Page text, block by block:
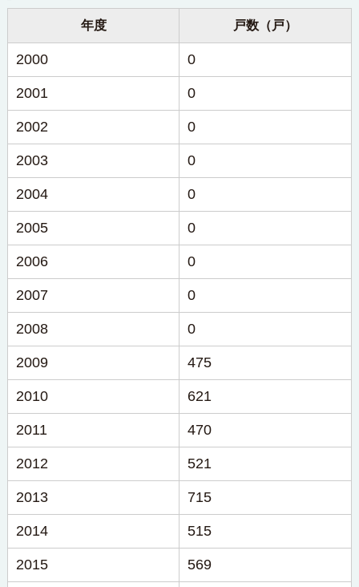
年度 戸数（戸）
2000 0
2001 0
2002 0
2003 0
2004 0
2005 0
2006 0
2007 0
2008 0
2009 475
2010 621
2011 470
2012 521
2013 715
2014 515
2015 569